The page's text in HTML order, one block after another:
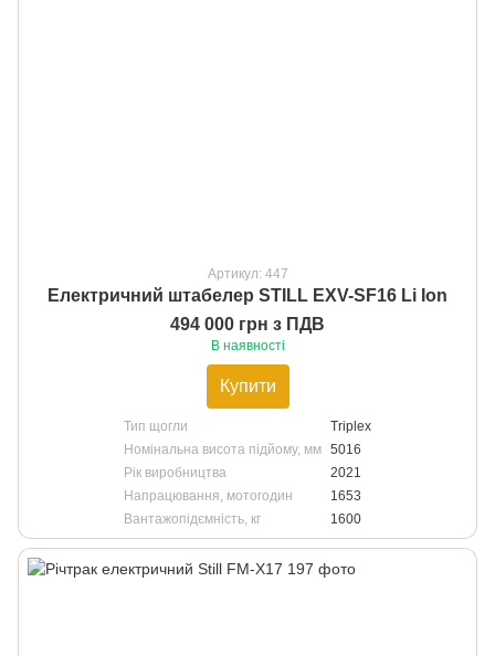
Артикул: 447
Електричний штабелер STILL EXV-SF16 Li Ion
494 000 грн з ПДВ
В наявності
Купити
Тип щогли
Triplex
Номінальна висота підйому, мм 5016
Рік виробництва
2021
Напрацювання, мотогодин
1653
Вантажопідємність, кг
1600